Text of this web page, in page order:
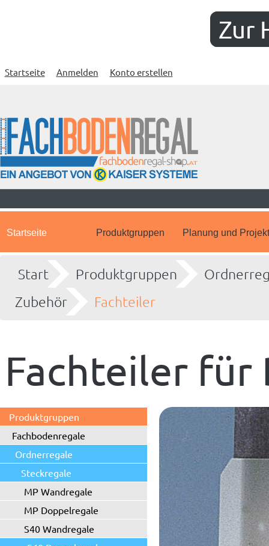
Zur
Startseite Anmelden Konto erstellen
Startseite Produktgruppen Planung und
Start Produktgruppen
Zubehör
Fachteiler
Fachteiler für
Produktgruppen
Fachbodenregale
Ordnerregale
Steckregale
MP Wandregale
MP Doppelregale
S40 Wandregale